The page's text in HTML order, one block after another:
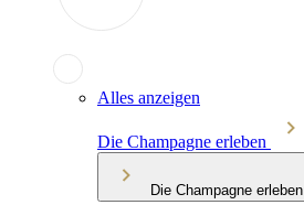
Alles anzeigen
Die Champagne erleben
Die Champagne erleben